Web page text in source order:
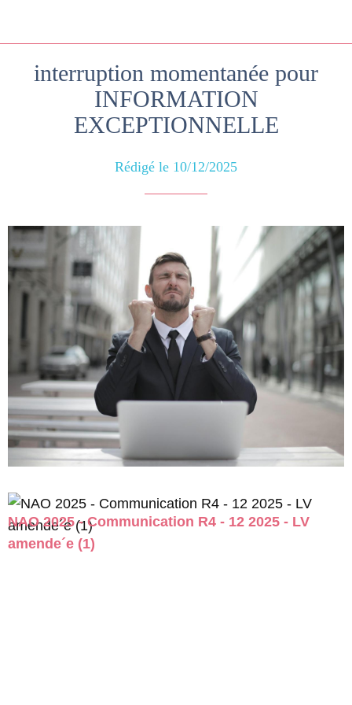
interruption momentanée pour
INFORMATION
EXCEPTIONNELLE
Rédigé le 10/12/2025
NAO 2025 - Communication R4 - 12 2025 - LV
amende´e (1)